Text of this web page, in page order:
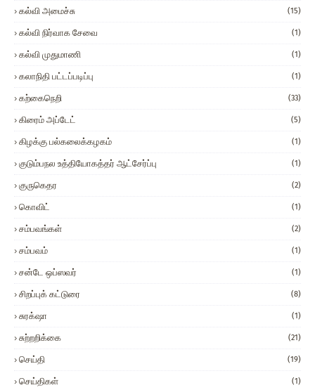
கல்வி அமைச்சு (15)
கல்வி நிர்வாக சேவை (1)
கல்வி முதுமாணி (1)
கலாநிதி பட்டப்படிப்பு (1)
கற்கைநெறி (33)
கிரைம் அப்டேட் (5)
கிழக்கு பல்கலைக்கழகம் (1)
குடும்பநல உத்தியோகத்தர் ஆட்சேர்ப்பு (1)
குருகெதர (2)
கொவிட் (1)
சம்பவங்கள் (2)
சம்பவம் (1)
சன்டே ஒப்ஸவர் (1)
சிறப்புக் கட்டுரை (8)
சுரக்‌ஷா (1)
சுற்றறிக்கை (21)
செய்தி (19)
செய்திகள் (1)